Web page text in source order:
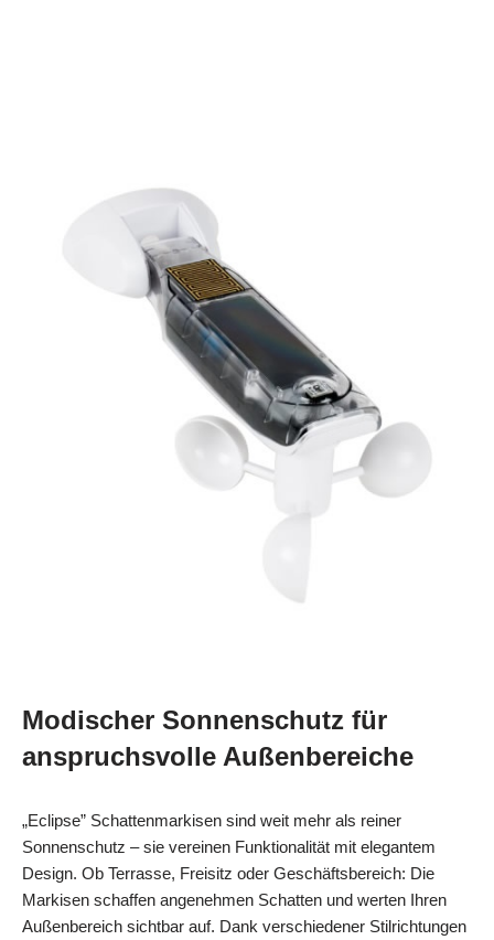
Modischer Sonnenschutz für
anspruchsvolle Außenbereiche
„Eclipse” Schattenmarkisen sind weit mehr als reiner
Sonnenschutz – sie vereinen Funktionalität mit elegantem
Design. Ob Terrasse, Freisitz oder Geschäftsbereich: Die
Markisen schaffen angenehmen Schatten und werten Ihren
Außenbereich sichtbar auf. Dank verschiedener Stilrichtungen